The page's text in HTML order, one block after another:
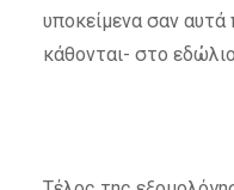
υποκείμενα σαν αυτά
κάθονται- στο